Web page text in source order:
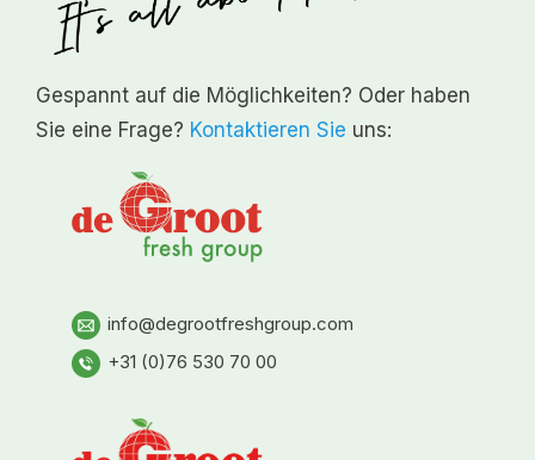
Gespannt auf die Möglichkeiten? Oder haben
Sie eine Frage? Kontaktieren Sie uns:
info@degrootfreshgroup.com
+31 (0)76 530 70 00